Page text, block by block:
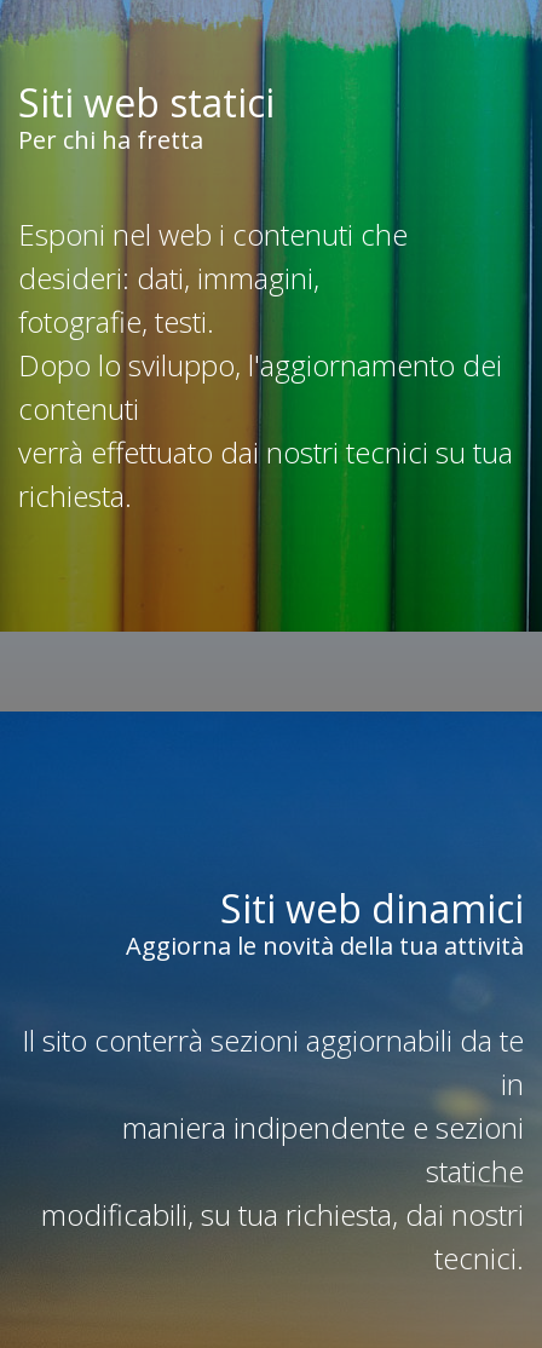
Siti web statici
Per chi ha fretta
Esponi nel web i contenuti che
desideri: dati, immagini,
fotografie, testi.
Dopo lo sviluppo, l'aggiornamento dei
contenuti
verrà effettuato dai nostri tecnici su tua
richiesta.
Siti web dinamici
Aggiorna le novità della tua attività
Il sito conterrà sezioni aggiornabili da te
in
maniera indipendente e sezioni
statiche
modificabili, su tua richiesta, dai nostri
tecnici.